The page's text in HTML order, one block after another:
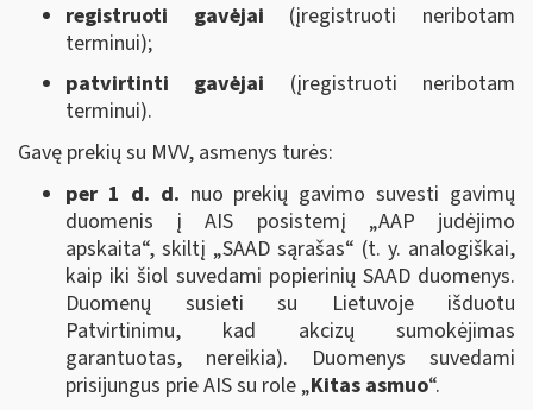
registruoti gavėjai (įregistruoti neribotam
terminui);
patvirtinti gavėjai (įregistruoti neribotam
terminui).
Gavę prekių su MVV, asmenys turės:
per 1 d. d. nuo prekių gavimo suvesti gavimų
duomenis į AIS posistemį „AAP judėjimo
apskaita“, skiltį „SAAD sąrašas“ (t. y. analogiškai,
kaip iki šiol suvedami popierinių SAAD duomenys.
Duomenų susieti su Lietuvoje išduotu
Patvirtinimu, kad akcizų sumokėjimas
garantuotas, nereikia). Duomenys suvedami
prisijungus prie AIS su role „Kitas asmuo“.